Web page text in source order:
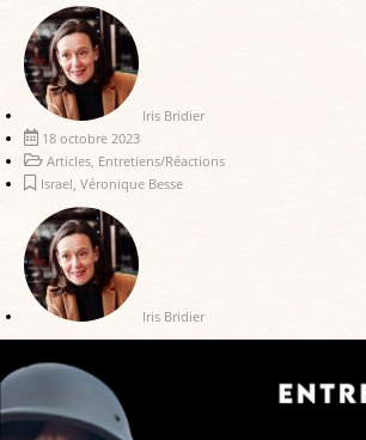
Iris Bridier
18 octobre 2023
Articles, Entretiens/Réactions
Israel, Véronique Besse
Iris Bridier